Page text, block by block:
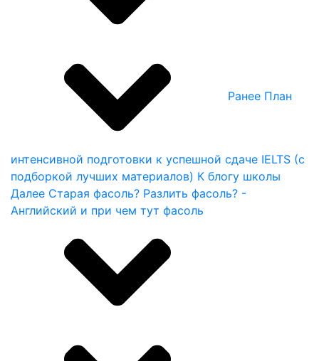
Ранее План
интенсивной подготовки к успешной сдаче IELTS (с
подборкой лучших материалов) К блогу школы
Далее Старая фасоль? Разлить фасоль? -
Английский и при чем тут фасоль